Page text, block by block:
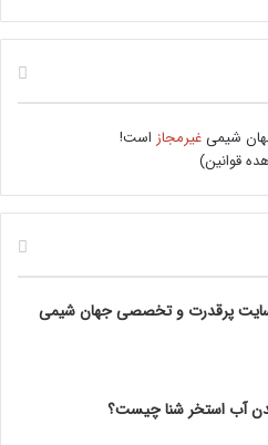
شیمیغیرمجاز است!
قوانین)
سایت پرقدرت و تخصصی جهان شیمی
آب استخر شنا چیست؟